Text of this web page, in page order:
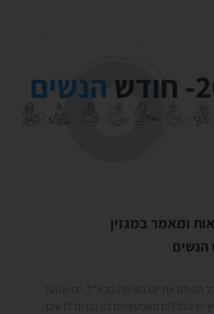
ומאמר במגזין
העולם את יום האישה הבינ"ל. יום שנועד
יש הבדלים משמעותיים בין גברים לנשים-